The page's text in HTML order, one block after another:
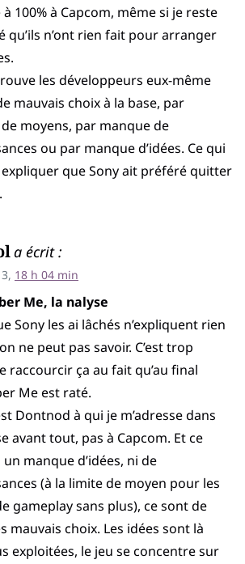
100% à Capcom, même si je reste
qu’ils n’ont rien fait pour arranger
les développeurs eux-même
mauvais choix à la base, par
moyens, par manque de
ou par manque d’idées. Ce qui
que Sony ait préféré quitter
a écrit :
18 h 04 min
Me, la nalyse
Sony les ai lâchés n’expliquent rien
ne peut pas savoir. C’est trop
raccourcir ça au fait qu’au final
Me est raté.
Dontnod à qui je m’adresse dans
avant tout, pas à Capcom. Et ce
un manque d’idées, ni de
(à la limite de moyen pour les
gameplay sans plus), ce sont de
mauvais choix. Les idées sont là
exploitées, le jeu se concentre sur